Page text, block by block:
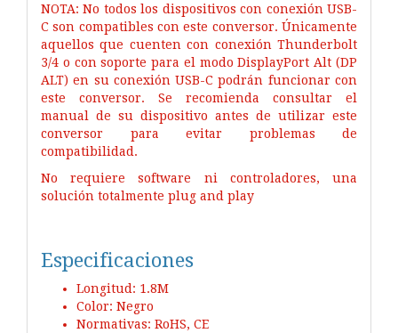
NOTA: No todos los dispositivos con conexión USB-
C son compatibles con este conversor. Únicamente
aquellos que cuenten con conexión Thunderbolt
3/4 o con soporte para el modo DisplayPort Alt (DP
ALT) en su conexión USB-C podrán funcionar con
este conversor. Se recomienda consultar el
manual de su dispositivo antes de utilizar este
conversor para evitar problemas de
compatibilidad.
No requiere software ni controladores, una
solución totalmente plug and play
Especificaciones
Longitud: 1.8M
Color: Negro
Normativas: RoHS, CE